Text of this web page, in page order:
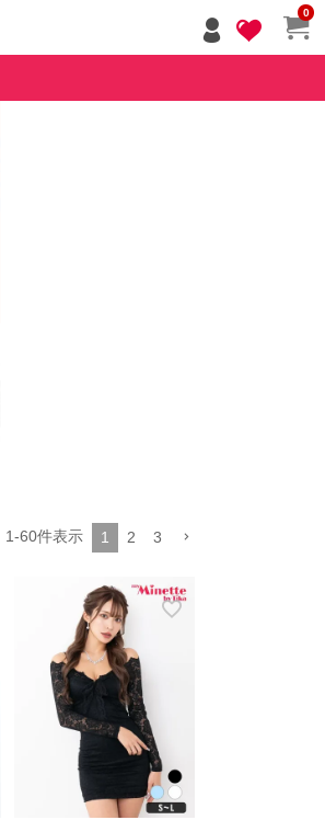
0
1-60件表示 1 2 3
ジト
ップ